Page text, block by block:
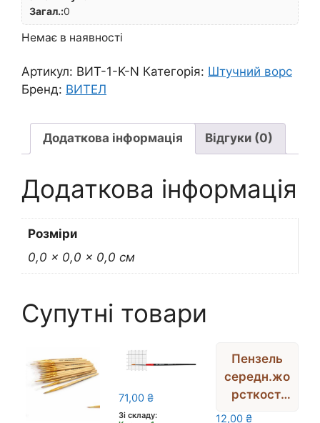
Загал.:0
Немає в наявності
Артикул: ВИТ-1-K-N Категорія: Штучний ворс
Бренд: ВИТЕЛ
Додаткова інформація Відгуки (0)
Додаткова інформація
Розміри
0,0 × 0,0 × 0,0 см
Супутні товари
71,00 ₴
Зі складу:
Пензель
середн.жо
рсткості
КРУГЛИЙ,
12,00 ₴